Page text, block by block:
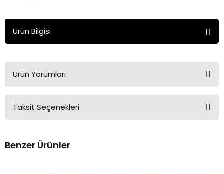
Ürün Bilgisi
Ürün Yorumları
Bu ürüne ilk yorumu siz yapın!
Taksit Seçenekleri
Benzer Ürünler